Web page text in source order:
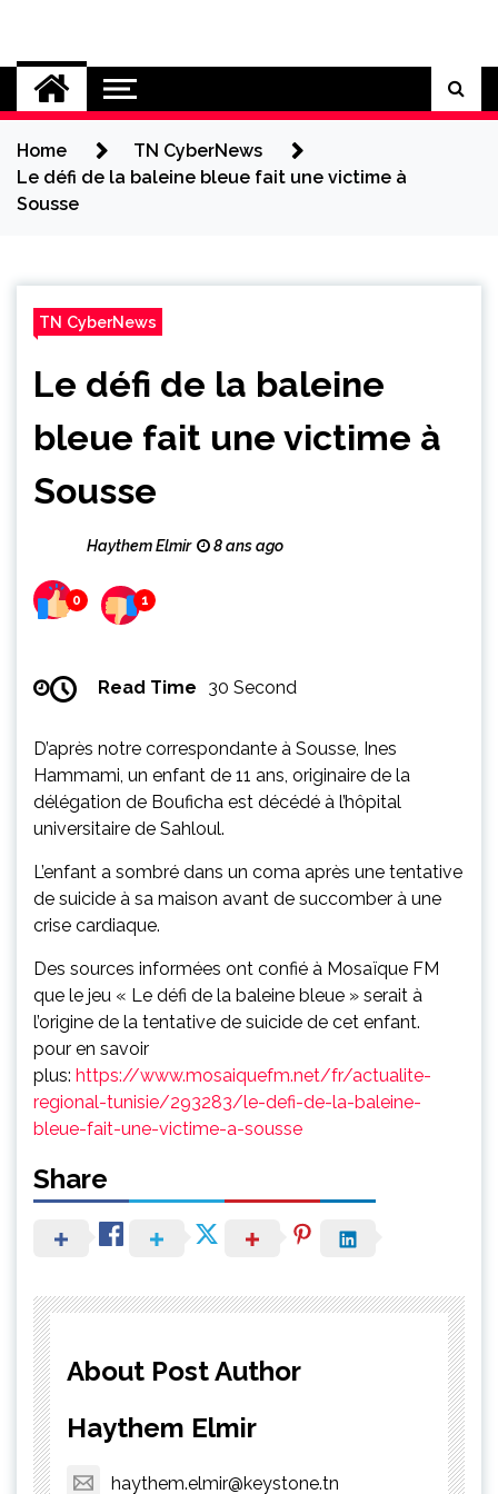
content
Cybersecurity News
Home
TN CyberNews
Le défi de la baleine bleue fait une victime à
Sousse
TN CyberNews
Le défi de la baleine
bleue fait une victime à
Sousse
Haythem Elmir 8 ans ago
0 1
Read Time 30 Second
D’après notre correspondante à Sousse, Ines
Hammami, un enfant de 11 ans, originaire de la
délégation de Bouficha est décédé à l’hôpital
universitaire de Sahloul.
L’enfant a sombré dans un coma après une tentative
de suicide à sa maison avant de succomber à une
crise cardiaque.
Des sources informées ont confié à Mosaïque FM
que le jeu « Le défi de la baleine bleue » serait à
l’origine de la tentative de suicide de cet enfant.
pour en savoir
plus: https://www.mosaiquefm.net/fr/actualite-
regional-tunisie/293283/le-defi-de-la-baleine-
bleue-fait-une-victime-a-sousse
Share
About Post Author
Haythem Elmir
haythem.elmir@keystone.tn